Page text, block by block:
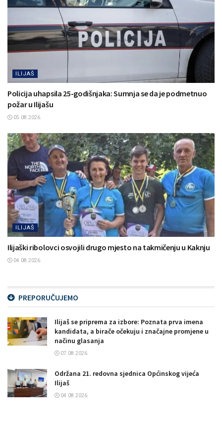
ILIJAŠ
Policija uhapsila 25-godišnjaka: Sumnja se da je podmetnuo
požar u Ilijašu
05.08.2026.
ILIJAŠ
Ilijaški ribolovci osvojili drugo mjesto na takmičenju u Kaknju
04.08.2026.
PREPORUČUJEMO
Ilijaš se priprema za izbore: Poznata prva imena
kandidata, a birače očekuju i značajne promjene u
načinu glasanja
07.08.2026.
Održana 21. redovna sjednica Općinskog vijeća
Ilijaš
04.08.2026.